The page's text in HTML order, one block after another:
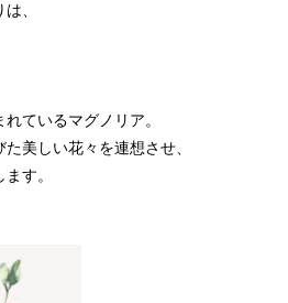
、
ているマグノリア。
美しい花々を連想させ、
す。